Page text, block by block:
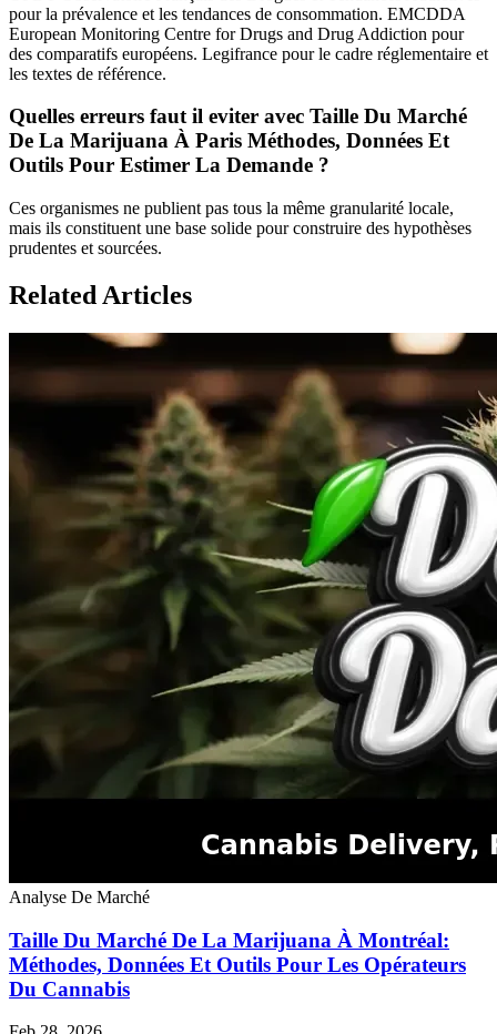
pour la prévalence et les tendances de consommation. EMCDDA
European Monitoring Centre for Drugs and Drug Addiction pour
des comparatifs européens. Legifrance pour le cadre réglementaire et
les textes de référence.
Quelles erreurs faut il eviter avec Taille Du Marché
De La Marijuana À Paris Méthodes, Données Et
Outils Pour Estimer La Demande ?
Ces organismes ne publient pas tous la même granularité locale,
mais ils constituent une base solide pour construire des hypothèses
prudentes et sourcées.
Related Articles
Analyse De Marché
Taille Du Marché De La Marijuana À Montréal:
Méthodes, Données Et Outils Pour Les Opérateurs
Du Cannabis